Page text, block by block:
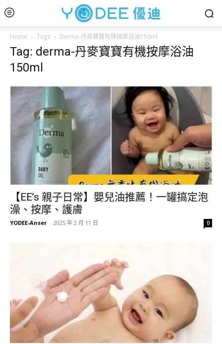
Home Tags Derma-丹麥寶寶有機按摩浴油150ml
Tag: derma-丹麥寶寶有機按摩浴油
150ml
【EE’s 親子日常】嬰兒油推薦！一罐搞定泡
澡、按摩、護膚
YODEE-Anser - 2025 年 2 月 11 日 0